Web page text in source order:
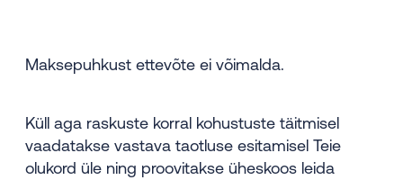
Maksepuhkust ettevõte ei võimalda.
Küll aga raskuste korral kohustuste täitmisel
vaadatakse vastava taotluse esitamisel Teie
olukord üle ning proovitakse üheskoos leida